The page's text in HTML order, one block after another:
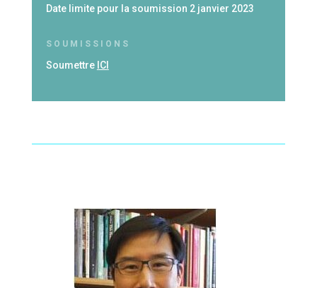
Date limite pour la soumission 2 janvier 2023
SOUMISSIONS
Soumettre ICI